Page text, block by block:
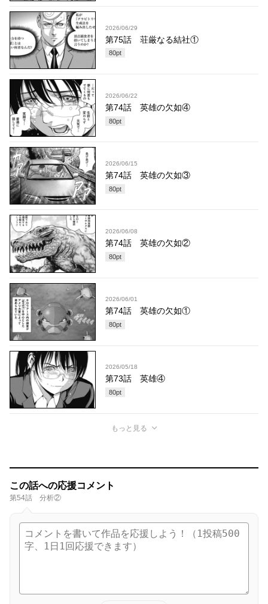
2026/06/29
第75話 荘厳なる結社①
80pt
2026/06/22
第74話 英雄の欠如④
80pt
2026/06/15
第74話 英雄の欠如③
80pt
2026/06/08
第74話 英雄の欠如②
80pt
2026/06/01
第74話 英雄の欠如①
80pt
2026/05/18
第73話 英雄④
80pt
もっと見る
この話への応援コメント
第54話 分析②